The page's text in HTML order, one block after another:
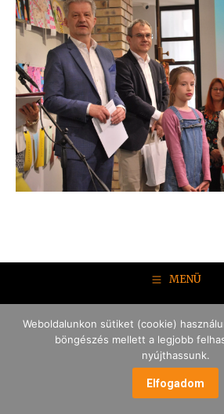
MENÜ
Weboldalunkon sütiket (cookie)
böngészés mellett a legjobb
nyújthassunk.
Elfogadom